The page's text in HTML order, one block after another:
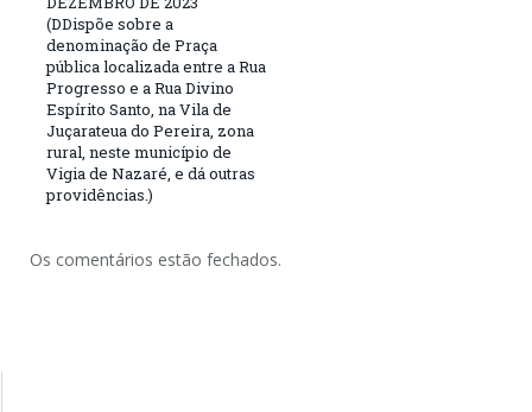
(DDispõe sobre a
denominação de Praça
pública localizada entre a Rua
Progresso e a Rua Divino
Espírito Santo, na Vila de
Juçarateua do Pereira, zona
rural, neste município de
Vigia de Nazaré, e dá outras
providências.)
Os comentários estão fechados.